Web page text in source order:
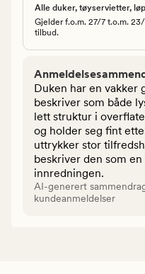
Alle duker, tøyservietter,
Gjelder f.o.m. 27/7 t.o.m.
tilbud.
Duken har en vakker
beskriver som både
lett struktur i
og holder seg fint
uttrykker stor
beskriver den som
innredningen.
AI-generert
kundeanmeldelser